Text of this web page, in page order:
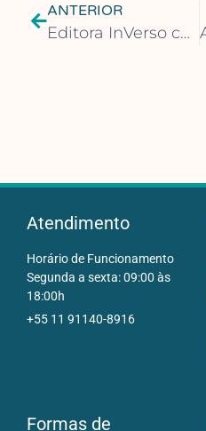
ANTERIOR
Editora InVerso celebra 20 anos com festa no Teatro do Paiol em Curitiba
Atendimento
Horário de Funcionamento
Segunda a sexta: 09:00 às
18:00h
+55 11 91140-8916
Formas de